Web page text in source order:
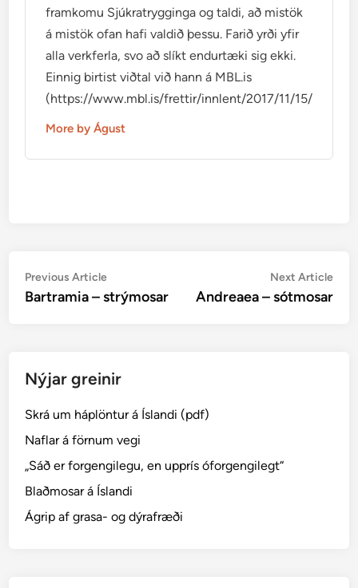
framkomu Sjúkratrygginga og taldi, að mistök
á mistök ofan hafi valdið þessu. Farið yrði yfir
alla verkferla, svo að slíkt endurtæki sig ekki.
Einnig birtist viðtal við hann á MBL.is
(https://www.mbl.is/frettir/innlent/2017/11/15/
More by Águst
Post
navigation
Previous ArticlePrevious
article:
Bartramia – strýmosar
Next Article
Andreaea – sótmosar
Nýjar greinir
Skrá um háplöntur á Íslandi (pdf)
Naflar á förnum vegi
„Sáð er forgengilegu, en upprís óforgengilegt“
Blaðmosar á Íslandi
Ágrip af grasa- og dýrafræði